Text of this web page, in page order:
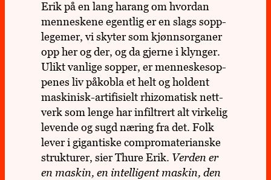
Erik på en lang harang om hvor­dan
men­nes­kene egent­lig er en slags sopp­
le­ge­mer, vi skyter som kjønns­or­ga­ner
opp her og der, og da gjerne i klyn­ger.
Ulikt van­lige sopper, er men­neske­sop­
pe­nes liv påkobla et helt og hol­dent
maski­nisk-arti­fi­si­elt rhi­zo­ma­tisk nett­
verk som lenge har infil­trert alt vir­ke­lig
levende og sugd næring fra det. Folk
lever i gigan­tiske com­proma­te­ri­anske
struk­tu­rer, sier Thure Erik. Verden er
en maskin, en intel­li­gent maskin, den